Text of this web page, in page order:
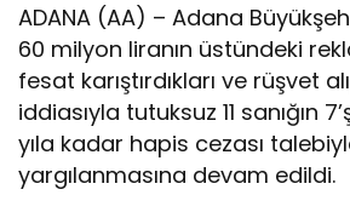
ADANA (AA) – Adana
60 milyon liranın üstündeki
fesat karıştırdıkları ve rüşvet
iddiasıyla tutuksuz 11 sanığın
yıla kadar hapis cezası
yargılanmasına devam edildi.